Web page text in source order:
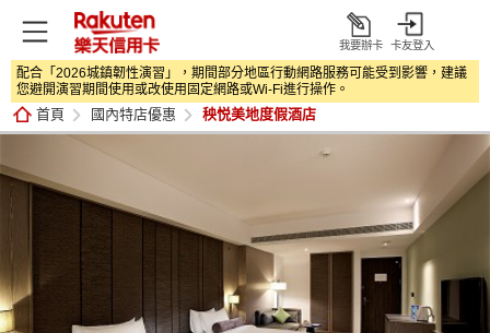
打
開
我要辦卡 卡友登入
配合「2026城鎮韌性演習」，期間部分地區行動網路服務可能受到影響，建議
您避開演習期間使用或改使用固定網路或Wi‑Fi進行操作。
首頁 國內特店優惠 秧悦美地度假酒店